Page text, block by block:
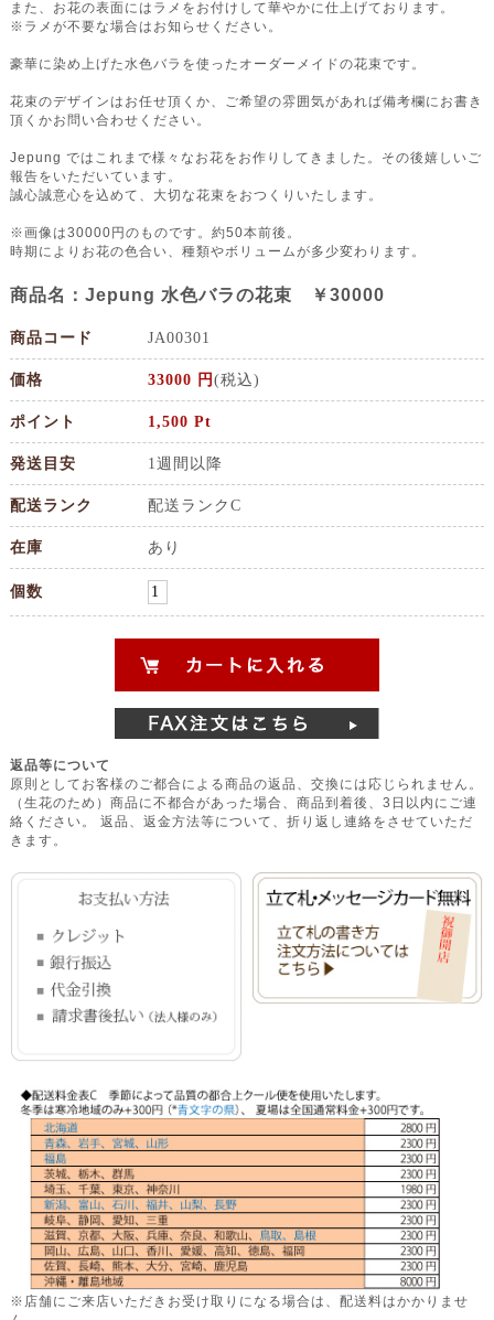
また、お花の表面にはラメをお付けして華やかに仕上げております。
※ラメが不要な場合はお知らせください。
豪華に染め上げた水色バラを使ったオーダーメイドの花束です。
花束のデザインはお任せ頂くか、ご希望の雰囲気があれば備考欄にお書き
頂くかお問い合わせください。
Jepung ではこれまで様々なお花をお作りしてきました。その後嬉しいご
報告をいただいています。
誠心誠意心を込めて、大切な花束をおつくりいたします。
※画像は30000円のものです。約50本前後。
時期によりお花の色合い、種類やボリュームが多少変わります。
商品名：Jepung 水色バラの花束 ￥30000
商品コード JA00301
価格 33000 円 (税込)
ポイント 1,500 Pt
発送目安 1週間以降
配送ランク 配送ランクC
在庫 あり
個数
返品等について
原則としてお客様のご都合による商品の返品、交換には応じられません。
（生花のため）商品に不都合があった場合、商品到着後、3日以内にご連
絡ください。 返品、返金方法等について、折り返し連絡をさせていただ
きます。
※店舗にご来店いただきお受け取りになる場合は、配送料はかかりませ